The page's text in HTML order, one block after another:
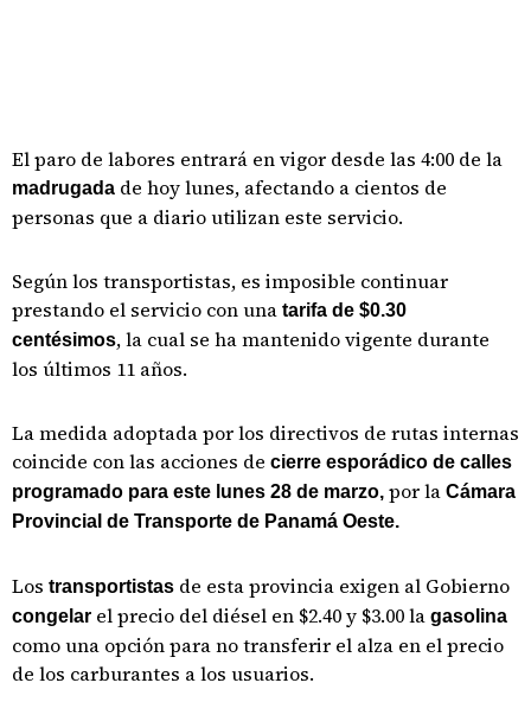
El paro de labores entrará en vigor desde las 4:00 de la
madrugada de hoy lunes, afectando a cientos de
personas que a diario utilizan este servicio.
Según los transportistas, es imposible continuar
prestando el servicio con una tarifa de $0.30
centésimos, la cual se ha mantenido vigente durante
los últimos 11 años.
La medida adoptada por los directivos de rutas internas
coincide con las acciones de cierre esporádico de calles
programado para este lunes 28 de marzo, por la Cámara
Provincial de Transporte de Panamá Oeste.
Los transportistas de esta provincia exigen al Gobierno
congelar el precio del diésel en $2.40 y $3.00 la gasolina
como una opción para no transferir el alza en el precio
de los carburantes a los usuarios.